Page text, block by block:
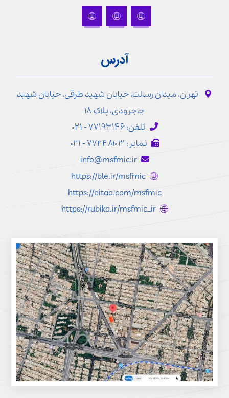
آدرس
تهران، میدان رسالت، خیابان شهید طرقی، خیابان شهید
جاجرودی، پلاک ۱۸
تلفن: ۷۷۱۹۳۱۴۶ - ۰۲۱
نمابر: ۷۷۲۴۸۱۰۳ - ۰۲۱
info@msfmic.ir
https://ble.ir/msfmic
https://eitaa.com/msfmic
https://rubika.ir/msfmic_ir